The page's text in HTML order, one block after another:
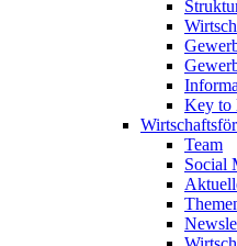
Key to
Team
Social